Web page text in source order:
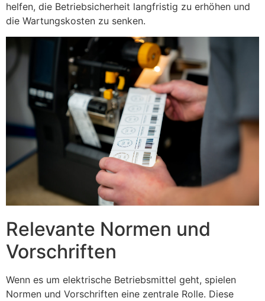
helfen, die Betriebsicherheit langfristig zu erhöhen und
die Wartungskosten zu senken.
Relevante Normen und
Vorschriften
Wenn es um elektrische Betriebsmittel geht, spielen
Normen und Vorschriften eine zentrale Rolle. Diese